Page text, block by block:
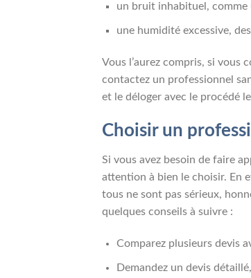
un bruit inhabituel, comme
une humidité excessive,
Vous l’aurez compris, si vous
contactez un professionnel
et le déloger avec le procédé
Choisir un
Si vous avez besoin de faire
attention à bien le choisir. En
tous ne sont pas sérieux,
quelques conseils à suivre :
Comparez plusieurs devis
Demandez un devis